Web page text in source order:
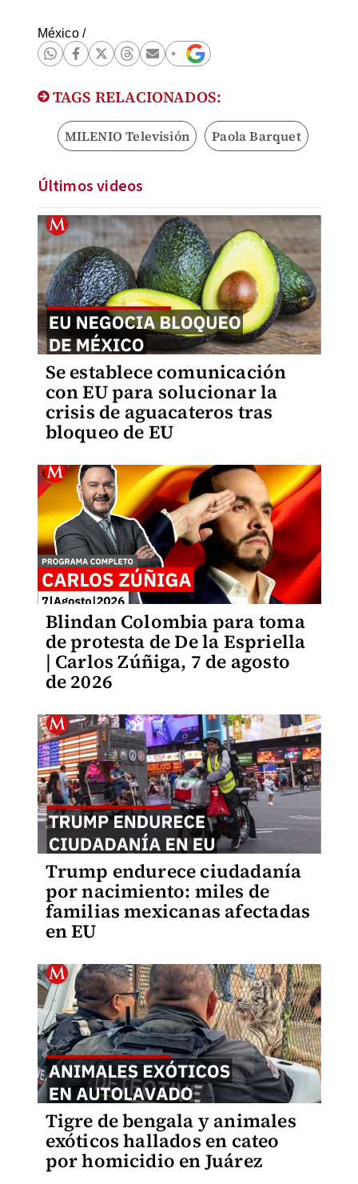
México/
TAGS RELACIONADOS:
MILENIO Televisión Paola Barquet
Últimos videos
Se establece comunicación
con EU para solucionar la
crisis de aguacateros tras
bloqueo de EU
Blindan Colombia para toma
de protesta de De la Espriella
| Carlos Zúñiga, 7 de agosto
de 2026
Trump endurece ciudadanía
por nacimiento: miles de
familias mexicanas afectadas
en EU
Tigre de bengala y animales
exóticos hallados en cateo
por homicidio en Juárez